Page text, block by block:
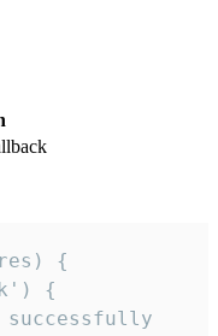
{
{
successfully